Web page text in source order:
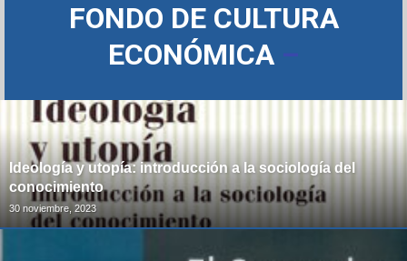
FONDO DE CULTURA
ECONÓMICA
Ideología y utopía: introducción a la sociología del
conocimiento
30 noviembre, 2023